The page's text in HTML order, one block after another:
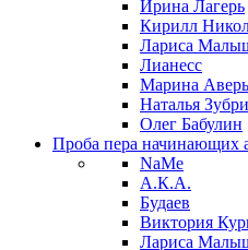
Ирина Лагерь
Кирилл
Лариса
Лианесс
Марина
Наталья
Олег Бабулин
Проба пера начинающих
NaMe
А.К.А.
Будаев
Виктория
Лариса